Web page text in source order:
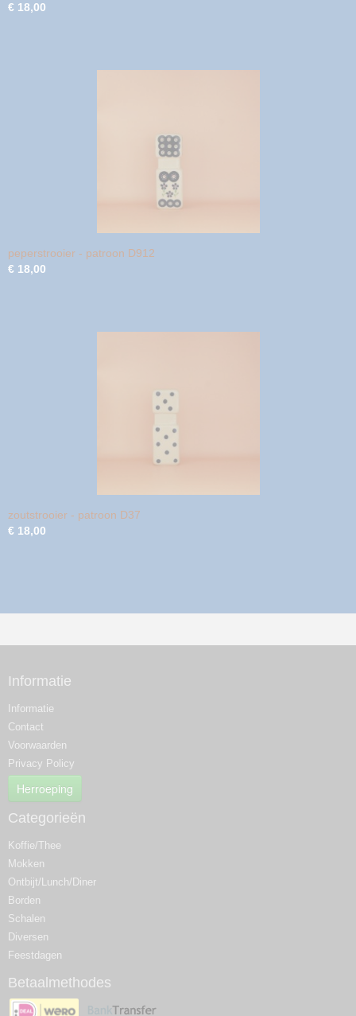
€ 18,00
peperstrooier - patroon D912
€ 18,00
zoutstrooier - patroon D37
€ 18,00
Informatie
Informatie
Contact
Voorwaarden
Privacy Policy
Herroeping
Categorieën
Koffie/Thee
Mokken
Ontbijt/Lunch/Diner
Borden
Schalen
Diversen
Feestdagen
Betaalmethodes